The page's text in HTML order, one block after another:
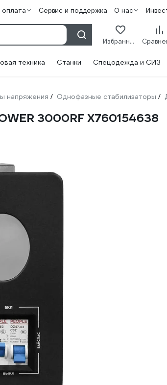
Сервис и поддержка О нас
Избранное
техника Станки Спецодежда и СИЗ
напряжения / Однофазные стабилизаторы /
3000RF X760154638